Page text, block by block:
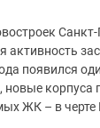
активность
появился
новые корпуса
ЖК – в черте